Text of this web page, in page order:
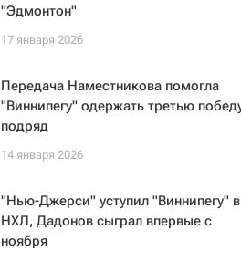
"Эдмонтон"
17 января 2026
Передача Наместникова помогла
"Виннипегу" одержать третью
подряд
14 января 2026
"Нью-Джерси" уступил "Виннипегу" в
НХЛ, Дадонов сыграл впервые с
ноября